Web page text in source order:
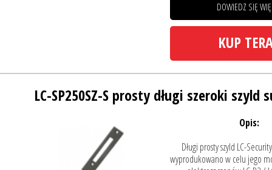
DOWIEDZ SIĘ
KUP
LC-SP250SZ-S prosty długi szeroki szyld
Opis:
Długi prosty szyld LC-
wyprodukowano w celu jego